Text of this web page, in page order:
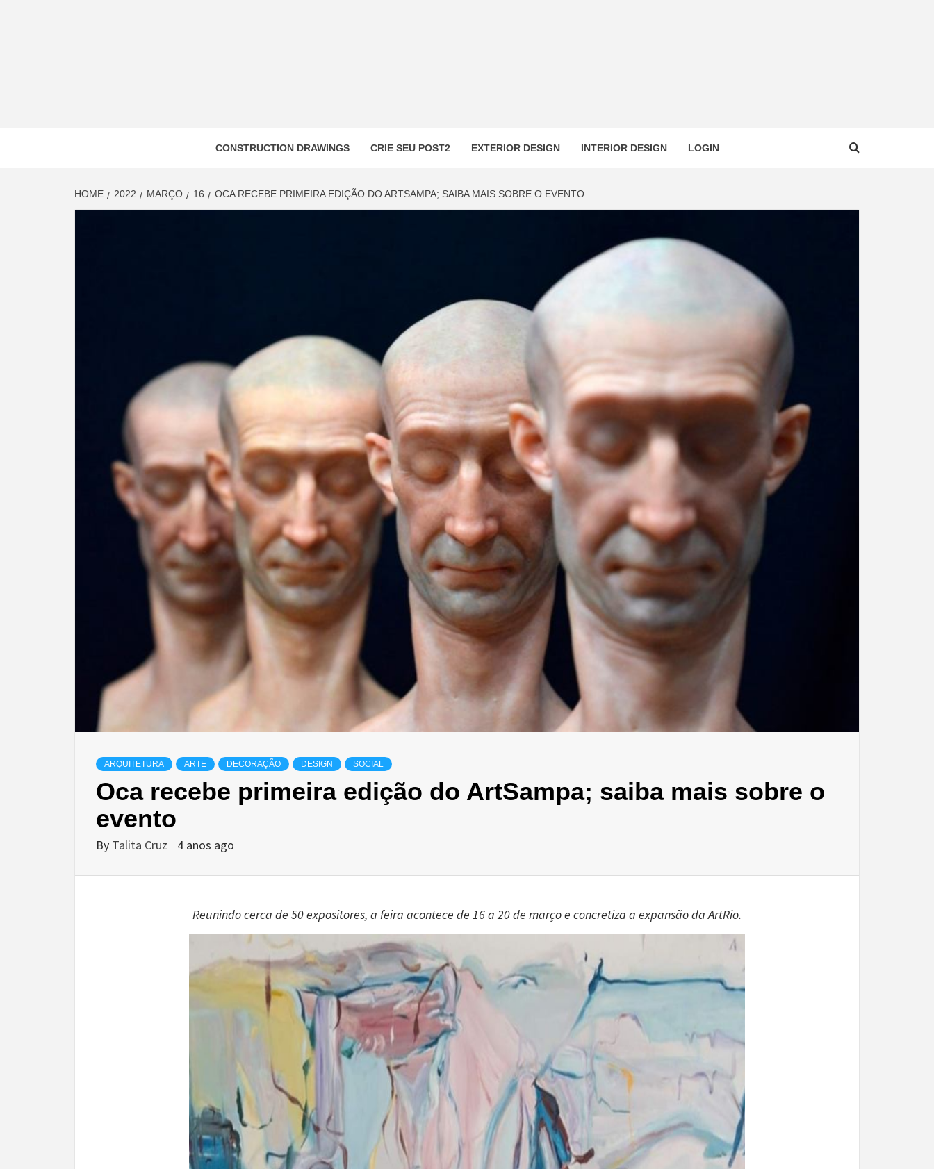
CONSTRUCTION DRAWINGS CRIE SEU POST2 EXTERIOR DESIGN INTERIOR DESIGN LOGIN
HOME 2022 MARÇO 16 OCA RECEBE PRIMEIRA EDIÇÃO DO ARTSAMPA; SAIBA MAIS SOBRE O EVENTO
ARQUITETURA ARTE DECORAÇÃO DESIGN SOCIAL
Oca recebe primeira edição do ArtSampa; saiba mais sobre o
evento
By Talita Cruz 4 anos ago
Reunindo cerca de 50 expositores, a feira acontece de 16 a 20 de março e concretiza a expansão da ArtRio.